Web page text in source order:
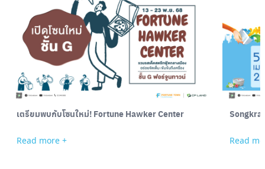
Search
for:
เตรียมพบกับโซนใหม่! Fortune Hawker Center
Read more + Read